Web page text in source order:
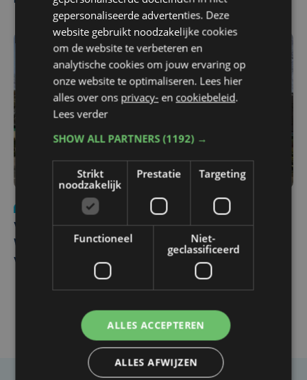
wo 5 augustus | 11:57
Vier Oostendse gynaecologen versterken dienst in AZ
West, dat ook een nieuwe voltijdse gynaecoloog
verwelkomt
gepersonaliseerde advertenties. Deze
website gebruikt noodzakelijke cookies
om de website te verbeteren en
analytische cookies om jouw ervaring op
onze website te optimaliseren. Lees hier
alles over ons privacy- en cookiebeleid.
Lees verder
SHOW ALL PARTNERS(1192) →
Strikt
noodzakelijk
Prestatie Targeting
Functioneel
Niet-
geclassificeerd
ALLES ACCEPTEREN
ALLES AFWIJZEN